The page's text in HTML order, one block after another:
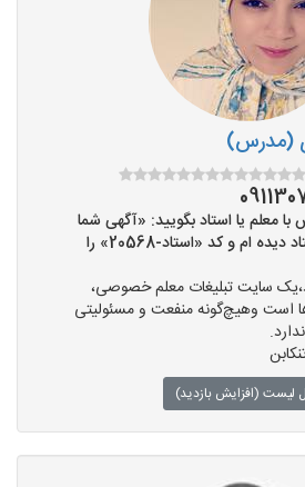
(مدرس)
معلم یا استاد بگویید: «آگهی شما
را در سایت هزار استاد دیده ام و کد «استاد-20568» را
سایت تبلیغات معلم خصوصی،
است وهیچ‌گونه منفعت و مسئولیتی
لیست (افزایش بازدید)